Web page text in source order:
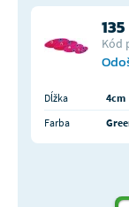
135
Kód
Dĺžka 4cm
Farba